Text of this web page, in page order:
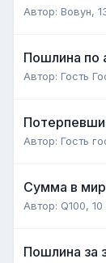
Автор: Вовун,
Пошлина по
Автор: Гость
Автор: Гость
Сумма в
Автор: Q100, 10
Пошлина за